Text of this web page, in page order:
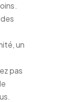
un
pas